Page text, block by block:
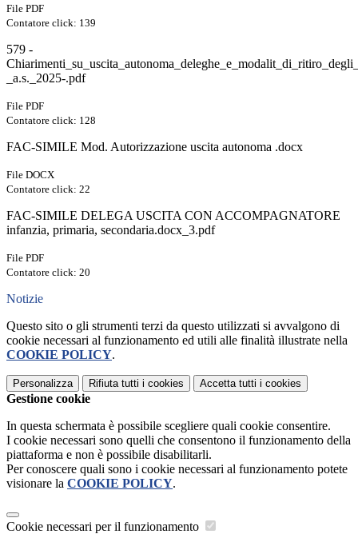
File PDF
Contatore click: 139
579 -
_a.s._2025-.pdf
File PDF
Contatore click: 128
FAC-SIMILE Mod. Autorizzazione uscita autonoma .docx
File DOCX
Contatore click: 22
FAC-SIMILE DELEGA USCITA CON ACCOMPAGNATORE
infanzia, primaria, secondaria.docx_3.pdf
File PDF
Contatore click: 20
Notizie
Questo sito o gli strumenti terzi da questo utilizzati si avvalgono di
cookie necessari al funzionamento ed utili alle finalità illustrate nella
COOKIE POLICY.
Personalizza Rifiuta tutti i cookies Accetta tutti i cookies
Gestione cookie
In questa schermata è possibile scegliere quali cookie consentire.
I cookie necessari sono quelli che consentono il funzionamento della
piattaforma e non è possibile disabilitarli.
Per conoscere quali sono i cookie necessari al funzionamento potete
visionare la COOKIE POLICY.
Cookie necessari per il funzionamento